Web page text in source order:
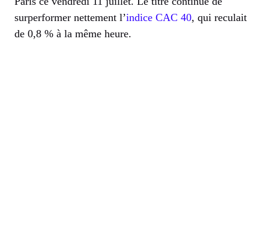
surperformer nettement l’indice CAC 40, qui reculait
de 0,8 % à la même heure.